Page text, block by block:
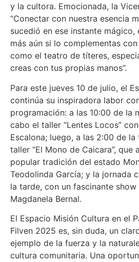
y la cultora. Emocionada, la
“Conectar con nuestra esencia
sucedió en ese instante
más aún si lo complementas
como el teatro de títeres,
creas con tus propias manos”.
Para este jueves 10 de julio, el
continúa su inspiradora labor
programación: a las 10:00 de la
cabo el taller “Lentes Locos”
Escalona; luego, a las 2:00 de la
taller “El Mono de Caicara”, que
popular tradición del estado
Teodolinda García; y la jornada
la tarde, con un fascinante
Magdanela Bernal.
El Espacio Misión Cultura en el
Filven 2025 es, sin duda, un
ejemplo de la fuerza y la
cultura comunitaria. Una